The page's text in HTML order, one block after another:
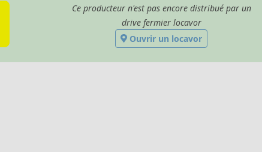
Ce producteur n'est pas encore distribué par un
drive fermier locavor
Ouvrir un locavor